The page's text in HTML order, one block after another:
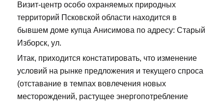
Визит-центр особо охраняемых природных
территорий Псковской области находится в
бывшем доме купца Анисимова по адресу: Старый
Изборск, ул.
Итак, приходится констатировать, что изменение
условий на рынке предложения и текущего спроса
(отставание в темпах вовлечения новых
месторождений, растущее энергопотребление